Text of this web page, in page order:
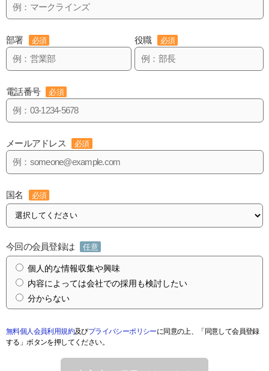
部署 必須 役職 必須
電話番号 必須
メールアドレス 必須
国名 必須
今回の会員登録は 任意
個人的な情報収集や興味
内容によっては会社での採用も検討したい
分からない
無料個人会員利用規約及びプライバシーポリシーに同意の上、「同意して会員登録
する」ボタンを押してください。